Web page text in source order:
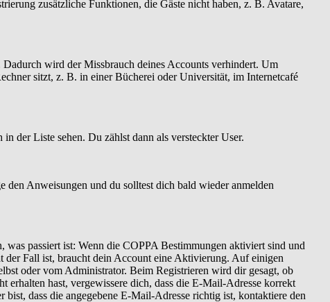
zusätzliche Funktionen, die Gäste nicht haben, z. B. Avatare,
wird der Missbrauch deines Accounts verhindert. Um
sitzt, z. B. in einer Bücherei oder Universität, im Internetcafé
der Liste sehen. Du zählst dann als versteckter User.
den Anweisungen und du solltest dich bald wieder anmelden
passiert ist: Wenn die COPPA Bestimmungen aktiviert sind und
der Fall ist, braucht dein Account eine Aktivierung. Auf einigen
oder vom Administrator. Beim Registrieren wird dir gesagt, ob
hast, vergewissere dich, dass die E-Mail-Adresse korrekt
dass die angegebene E-Mail-Adresse richtig ist, kontaktiere den